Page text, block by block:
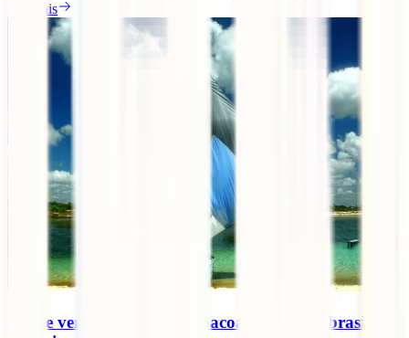
Ler mais
O que ver e fazer em Jericoacoara, destino brasileiro